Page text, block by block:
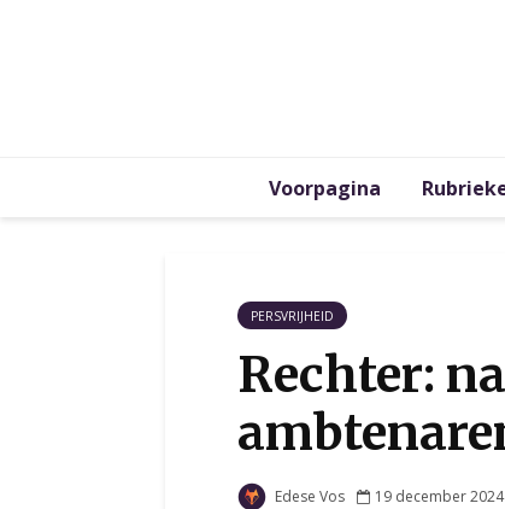
Voorpagina
PERSVRIJHEID
Rechter:
Edese Vos 19 december 2024